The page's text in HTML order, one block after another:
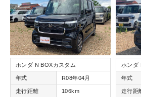
ホンダ N BOXカスタム
年式 R08年04月
走行距離 106km
ホンダ
年式
走行距